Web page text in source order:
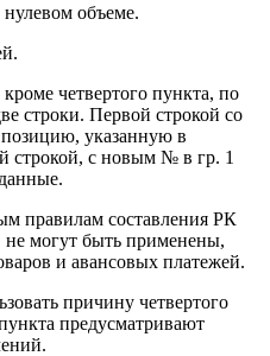
объеме.
четвертого пункта, по
строки. Первой строкой со
указанную в
строкой, с новым № в гр. 1
правилам составления РК
могут быть применены,
и авансовых платежей.
причину четвертого
предусматривают